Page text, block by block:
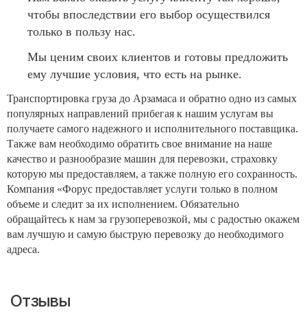
чтобы впоследствии его выбор осуществился
только в пользу нас.
Мы ценим своих клиентов и готовы предложить
ему лучшие условия, что есть на рынке.
Транспортировка груза до Арзамаса и обратно одно из самых
популярных направлений прибегая к нашим услугам вы
получаете самого надежного и исполнительного поставщика.
Также вам необходимо обратить свое внимание на наше
качество и разнообразие машин для перевозки, страховку
которую мы предоставляем, а также полную его сохранность.
Компания «Форус предоставляет услуги только в полном
объеме и следит за их исполнением. Обязательно
обращайтесь к нам за грузоперевозкой, мы с радостью окажем
вам лучшую и самую быструю перевозку до необходимого
адреса.
Отзывы